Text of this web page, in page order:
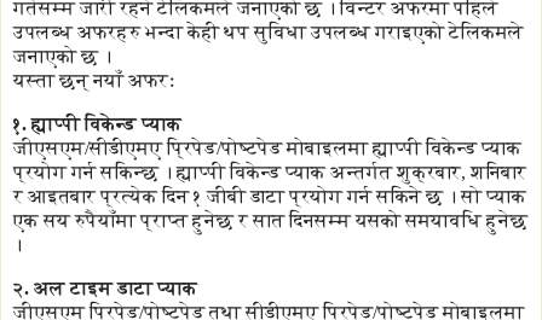
गतेसम्म जारी रहने टेलिकमले जनाएको छ । विन्टर अफरमा पहिले
उपलब्ध अफरहरु भन्दा केही थप सुविधा उपलब्ध गराइएको टेलिकमले
जनाएको छ ।
यस्ता छन् नयाँ अफरः
१. ह्याप्पी विकेन्ड प्याक
जीएसएम/सीडीएमए प्रिपेड/पोष्टपेड मोबाइलमा ह्याप्पी विकेन्ड प्याक
प्रयोग गर्न सकिन्छ । ह्याप्पी विकेन्ड प्याक अन्तर्गत शुक्रबार, शनिबार
र आइतबार प्रत्येक दिन १ जीबी डाटा प्रयोग गर्न सकिने छ । सो प्याक
एक सय रुपैयाँमा प्राप्त हुनेछ र सात दिनसम्म यसको समयावधि हुनेछ
।
२. अल टाइम डाटा प्याक
जीएसएम प्रिपेड/पोष्टपेड तथा सीडीएमए प्रिपेड/पोष्टपेड मोबाइलमा